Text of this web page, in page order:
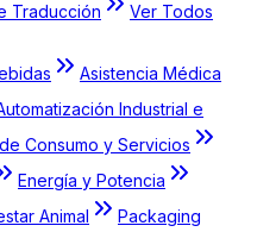
Traducción
Ver Todos
Asistencia Médica
Industrial e
Consumo y Servicios
Energía y Potencia
Animal
Packaging